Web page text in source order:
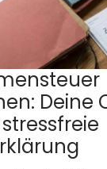
Deine